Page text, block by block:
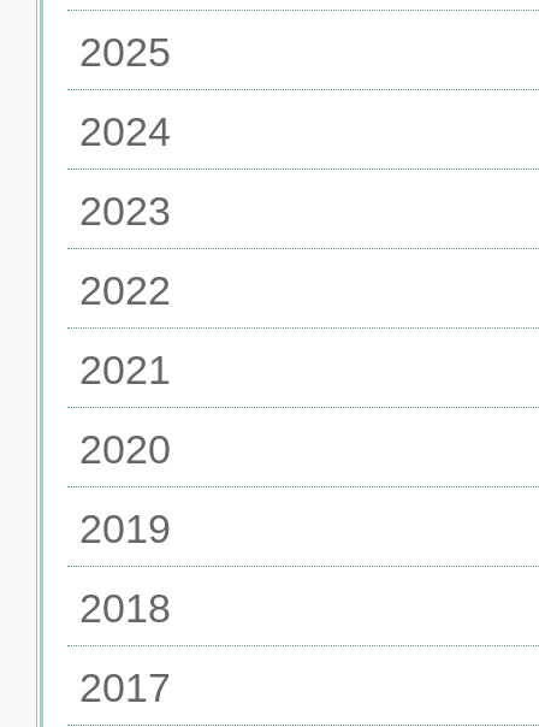
2025
2024
2023
2022
2021
2020
2019
2018
2017